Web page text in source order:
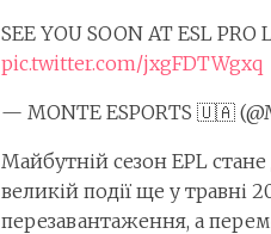
SEE YOU SOON AT ESL PRO
pic.twitter.com/jxgFDTWgxq
— MONTE ESPORTS 🇺🇦
Майбутній сезон EPL
великій події ще у травні
перезавантаження, а